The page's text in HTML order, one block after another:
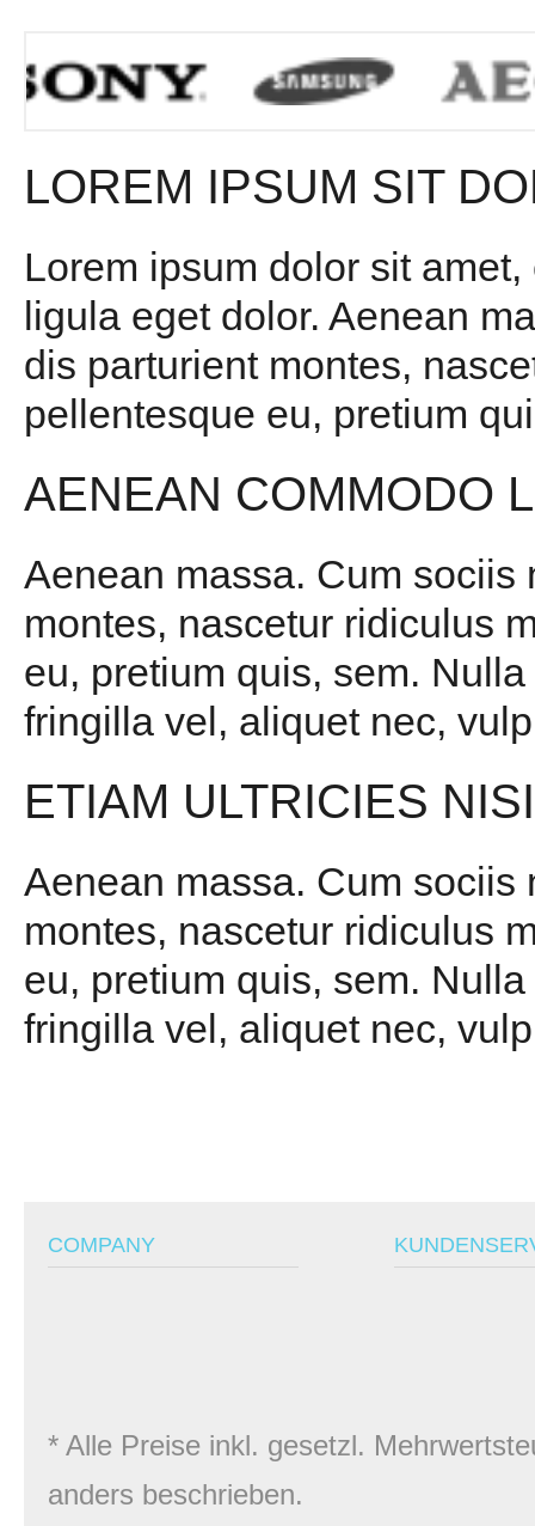
LOREM IPSUM SIT
Lorem ipsum dolor sit
ligula eget dolor. Aenean
dis parturient montes,
pellentesque eu, pretium
AENEAN COMMODO
Aenean massa. Cum
montes, nascetur ridiculus
eu, pretium quis, sem.
fringilla vel, aliquet nec,
ETIAM ULTRICIES
Aenean massa. Cum
montes, nascetur ridiculus
eu, pretium quis, sem.
fringilla vel, aliquet nec,
COMPANY
* Alle Preise inkl. gesetzl.
anders beschrieben.